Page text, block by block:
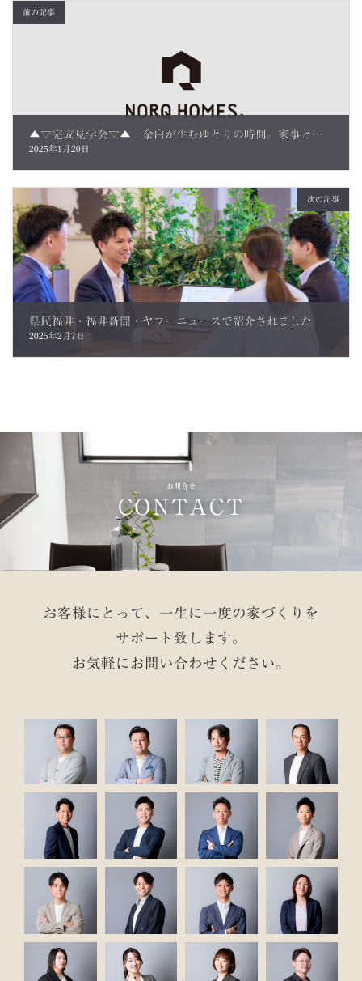
前の記事
▲▽完成見学会▽▲ 余白が生むゆとりの時間。家事と育児がもっと楽になる家。 ご来場のお客さまの声
2025年1月20日
次の記事
県民福井・福井新聞・ヤフーニュースで紹介されました
2025年2月7日
お問合せ
CONTACT
お客様にとって、一生に一度の家づくりを
サポート致します。
お気軽にお問い合わせください。